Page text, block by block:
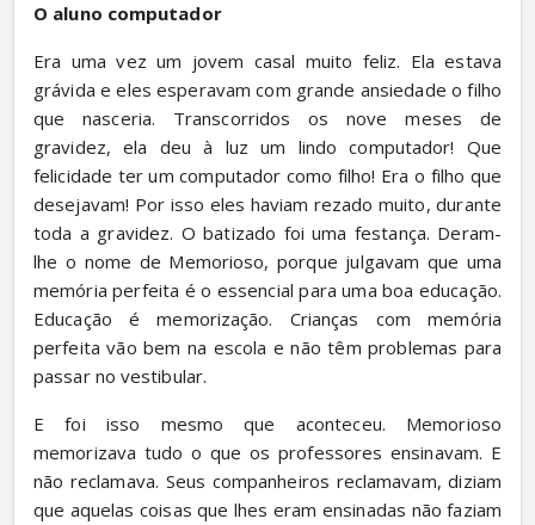
O aluno computador
Era uma vez um jovem casal muito feliz. Ela estava
grávida e eles esperavam com grande ansiedade o filho
que nasceria. Transcorridos os nove meses de
gravidez, ela deu à luz um lindo computador! Que
felicidade ter um computador como filho! Era o filho que
desejavam! Por isso eles haviam rezado muito, durante
toda a gravidez. O batizado foi uma festança. Deram-
lhe o nome de Memorioso, porque julgavam que uma
memória perfeita é o essencial para uma boa educação.
Educação é memorização. Crianças com memória
perfeita vão bem na escola e não têm problemas para
passar no vestibular.
E foi isso mesmo que aconteceu. Memorioso
memorizava tudo o que os professores ensinavam. E
não reclamava. Seus companheiros reclamavam, diziam
que aquelas coisas que lhes eram ensinadas não faziam